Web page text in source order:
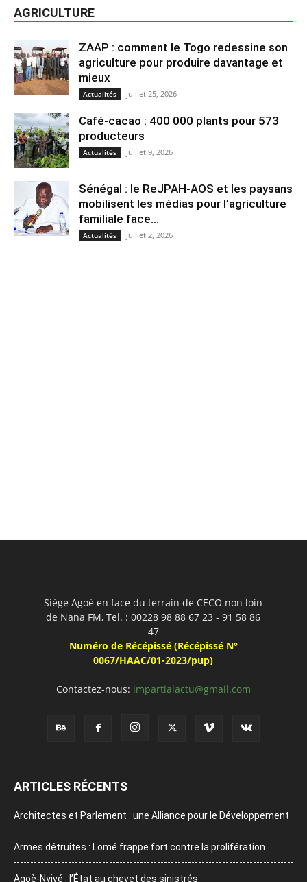
AGRICULTURE
ZAAP : comment le Togo redessine son
agriculture pour produire davantage et
mieux
Actualités juillet 25, 2026
Café-cacao : 400 000 plants pour 573
producteurs
Actualités juillet 9, 2026
Sénégal : le ReJPAH-AOS et les paysans
mobilisent les médias pour l’agriculture
familiale face...
Actualités juillet 2, 2026
Siège Agoè en face du terrain de CECO non loin
de Nana FM, Tel. : 00228 98 88 67 23 - 91 58 86
47
Numéro de Récépissé (Récépissé N°
0067/HAAC/01-2023/pup)
Contactez-nous: impartialactu@gmail.com
ARTICLES RÉCENTS
Architectes et Parlement : une Alliance pour le Développement
Armes détruites : Lomé frappe fort contre la prolifération
Agoè-Nyivé : l’État au chevet des sinistrés